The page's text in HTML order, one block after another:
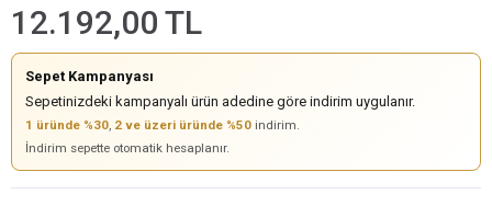
12.192,00 TL
Sepet Kampanyası
Sepetinizdeki kampanyalı ürün adedine göre indirim uygulanır.
1 üründe %30, 2 ve üzeri üründe %50 indirim.
İndirim sepette otomatik hesaplanır.